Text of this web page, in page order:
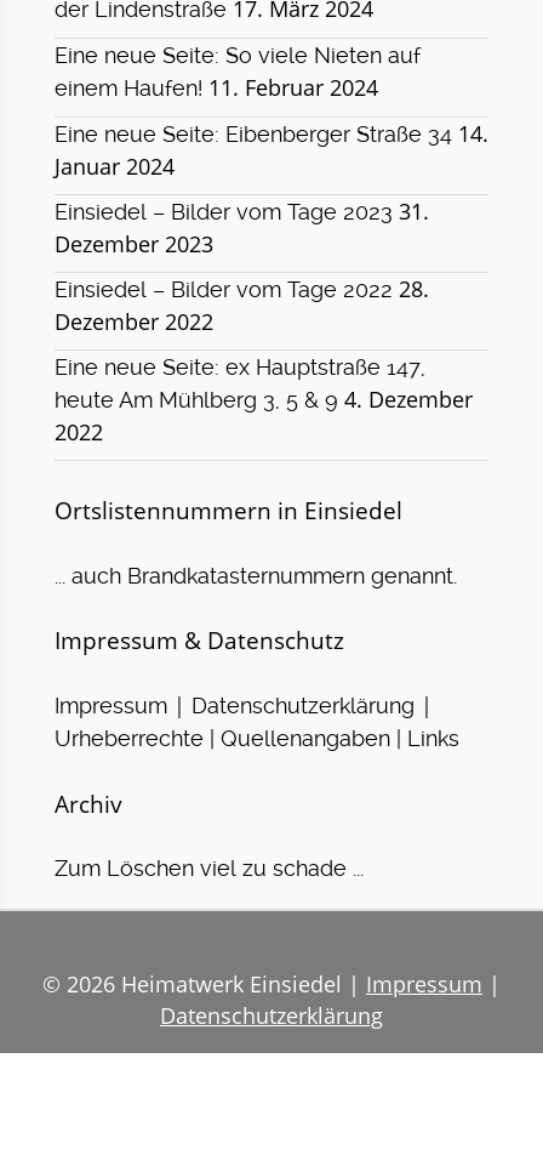
der Lindenstraße 17. März 2024
Eine neue Seite: So viele Nieten auf
einem Haufen! 11. Februar 2024
Eine neue Seite: Eibenberger Straße 34 14.
Januar 2024
Einsiedel – Bilder vom Tage 2023 31.
Dezember 2023
Einsiedel – Bilder vom Tage 2022 28.
Dezember 2022
Eine neue Seite: ex Hauptstraße 147,
heute Am Mühlberg 3, 5 & 9 4. Dezember
2022
Ortslistennummern in Einsiedel
... auch Brandkatasternummern genannt.
Impressum & Datenschutz
Impressum| Datenschutzerklärung |
Urheberrechte | Quellenangaben | Links
Archiv
Zum Löschen viel zu schade ...
© 2026 Heimatwerk Einsiedel | Impressum |
Datenschutzerklärung